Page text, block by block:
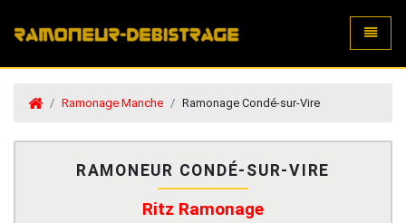
Ramonage Manche Ramonage Condé-sur-Vire
RAMONEUR CONDÉ-SUR-VIRE
Ritz Ramonage